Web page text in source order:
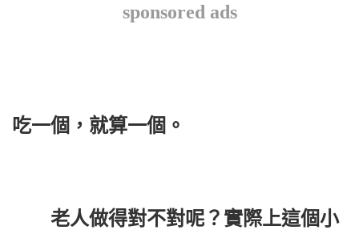
sponsored ads
吃一個，就算一個。
老人做得對不對呢？實際上這個小